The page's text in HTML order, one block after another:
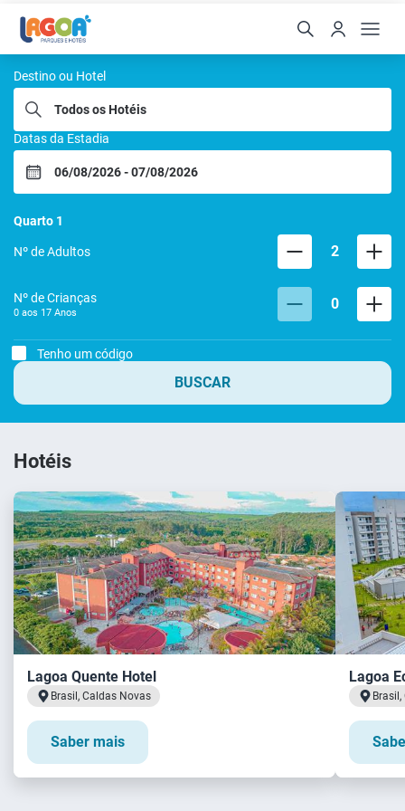
Lagoa Quente Hotel
Destino ou Hotel
Datas da Estadia
Quarto 1
Nº de Adultos 2
Nº de Crianças
0 aos 17 Anos 0
Tenho um código
BUSCAR
Hotéis
Lagoa Quente Hotel
Brasil, Caldas Novas
Saber mais
Lagoa